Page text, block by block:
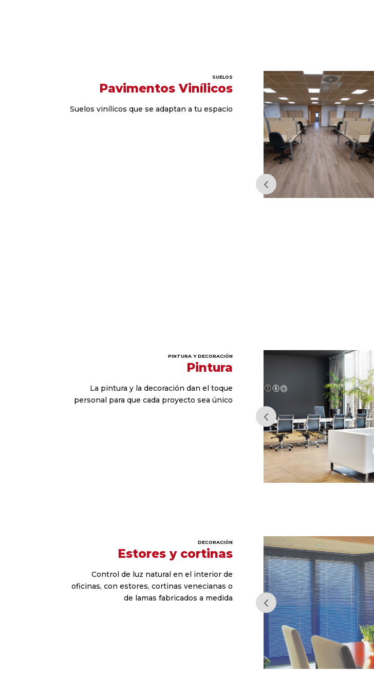
SUELOS
Pavimentos Vinílicos
Suelos vinílicos que se adaptan a tu espacio
PINTURA Y DECORACIÓN
Pintura
La pintura y la decoración dan el toque
personal para que cada proyecto sea único
DECORACIÓN
Estores y cortinas
Control de luz natural en el interior de
oficinas, con estores, cortinas venecianas o
de lamas fabricados a medida